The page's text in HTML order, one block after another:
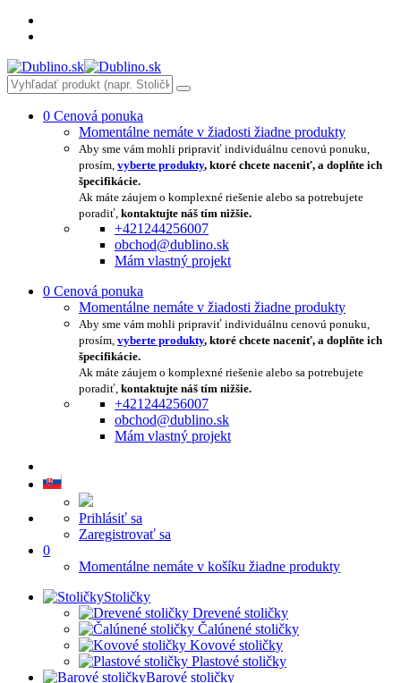
0 Cenová ponuka
Momentálne nemáte v žiadosti žiadne produkty
Aby sme vám mohli pripraviť individuálnu cenovú ponuku,
prosím, vyberte produkty, ktoré chcete naceniť, a doplňte ich
špecifikácie.
Ak máte záujem o komplexné riešenie alebo sa potrebujete
poradiť, kontaktujte náš tím nižšie.
+421244256007
obchod@dublino.sk
Mám vlastný projekt
0 Cenová ponuka
Momentálne nemáte v žiadosti žiadne produkty
Aby sme vám mohli pripraviť individuálnu cenovú ponuku,
prosím, vyberte produkty, ktoré chcete naceniť, a doplňte ich
špecifikácie.
Ak máte záujem o komplexné riešenie alebo sa potrebujete
poradiť, kontaktujte náš tím nižšie.
+421244256007
obchod@dublino.sk
Mám vlastný projekt
Prihlásiť sa
Zaregistrovať sa
0
Momentálne nemáte v košíku žiadne produkty
Stoličky
Drevené stoličky
Čalúnené stoličky
Kovové stoličky
Plastové stoličky
Barové stoličky